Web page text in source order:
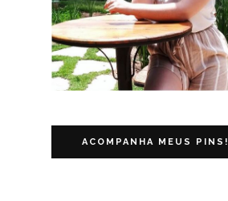
ACOMPANHA MEUS PINS!